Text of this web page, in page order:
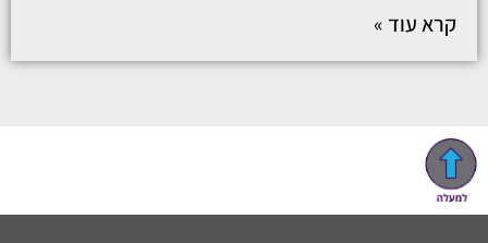
קרא עוד »